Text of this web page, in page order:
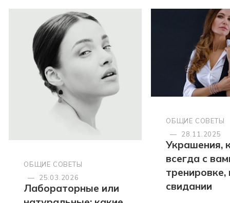
ОБЩИЕ СОВЕТЫ
—
25.03.2026
Лабораторные или
ОБЩИЕ СОВЕТЫ
—
28.11.2025
Украшения,
всегда с
тренировке,
свидании